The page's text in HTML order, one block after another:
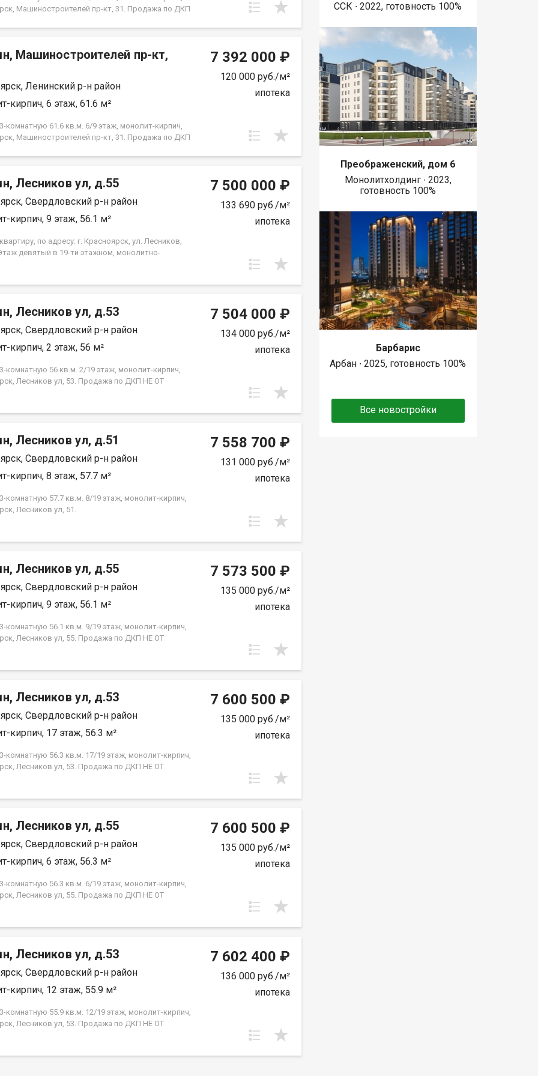
Машиностроителей пр-кт, 31. Продажа по ДКП
Машиностроителей пр-кт,
Ленинский р-н район
кирпич, 6 этаж, 61.6 м²
комнатную 61.6 кв.м. 6/9 этаж, монолит-кирпич,
Машиностроителей пр-кт, 31. Продажа по ДКП
7 392 000 ₽
120 000 руб./м²
ипотека
Лесников ул, д.55
Свердловский р-н район
кирпич, 9 этаж, 56.1 м²
по адресу: г. Красноярск, ул. Лесников,
девятый в 19-ти этажном, монолитно-
Экологически благоприятный район с
доступность до других районов
знаковых мест отдыха, досуга и
- заповедник «Столбы», Фанпарк «Бобровый
флоры и фауны «Роев ручей». Благоустроенная
протяженностью 1450 метров вдоль реки
500 метров вдоль реки Базаиха с
спусками к воде и остановкой речного
современные лифты. Наземные
7 500 000 ₽
133 690 руб./м²
ипотека
Лесников ул, д.53
Свердловский р-н район
кирпич, 2 этаж, 56 м²
комнатную 56 кв.м. 2/19 этаж, монолит-кирпич,
Лесников ул, 53. Продажа по ДКП НЕ ОТ
7 504 000 ₽
134 000 руб./м²
ипотека
Лесников ул, д.51
Свердловский р-н район
кирпич, 8 этаж, 57.7 м²
комнатную 57.7 кв.м. 8/19 этаж, монолит-кирпич,
Лесников ул, 51.
7 558 700 ₽
131 000 руб./м²
ипотека
Лесников ул, д.55
Свердловский р-н район
кирпич, 9 этаж, 56.1 м²
комнатную 56.1 кв.м. 9/19 этаж, монолит-кирпич,
Лесников ул, 55. Продажа по ДКП НЕ ОТ
7 573 500 ₽
135 000 руб./м²
ипотека
Лесников ул, д.53
Свердловский р-н район
кирпич, 17 этаж, 56.3 м²
комнатную 56.3 кв.м. 17/19 этаж, монолит-кирпич,
Лесников ул, 53. Продажа по ДКП НЕ ОТ
7 600 500 ₽
135 000 руб./м²
ипотека
Лесников ул, д.55
Свердловский р-н район
кирпич, 6 этаж, 56.3 м²
комнатную 56.3 кв.м. 6/19 этаж, монолит-кирпич,
Лесников ул, 55. Продажа по ДКП НЕ ОТ
7 600 500 ₽
135 000 руб./м²
ипотека
Лесников ул, д.53
Свердловский р-н район
кирпич, 12 этаж, 55.9 м²
комнатную 55.9 кв.м. 12/19 этаж, монолит-кирпич,
Лесников ул, 53. Продажа по ДКП НЕ ОТ
7 602 400 ₽
136 000 руб./м²
ипотека
ССК ∙ 2022, готовность 100%
Преображенский, дом 6
Монолитхолдинг ∙ 2023,
готовность 100%
Барбарис
Арбан ∙ 2025, готовность 100%
Все новостройки